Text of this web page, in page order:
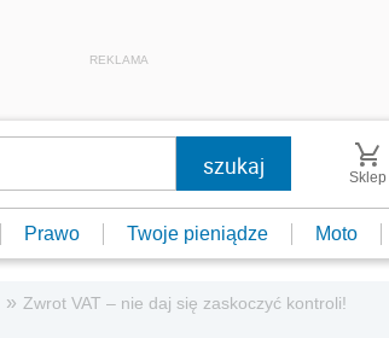
REKLAMA
Sklep
Prawo Twoje pieniądze Moto
» Zwrot VAT – nie daj się zaskoczyć kontroli!